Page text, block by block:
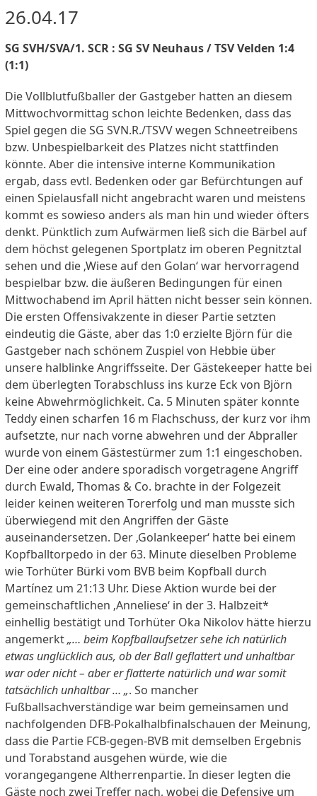
26.04.17
SG SVH/SVA/1. SCR : SG SV Neuhaus / TSV Velden 1:4
(1:1)
Die Vollblutfußballer der Gastgeber hatten an diesem
Mittwochvormittag schon leichte Bedenken, dass das
Spiel gegen die SG SVN.R./TSVV wegen Schneetreibens
bzw. Unbespielbarkeit des Platzes nicht stattfinden
könnte. Aber die intensive interne Kommunikation
ergab, dass evtl. Bedenken oder gar Befürchtungen auf
einen Spielausfall nicht angebracht waren und meistens
kommt es sowieso anders als man hin und wieder öfters
denkt. Pünktlich zum Aufwärmen ließ sich die Bärbel auf
dem höchst gelegenen Sportplatz im oberen Pegnitztal
sehen und die ‚Wiese auf den Golan‘ war hervorragend
bespielbar bzw. die äußeren Bedingungen für einen
Mittwochabend im April hätten nicht besser sein können.
Die ersten Offensivakzente in dieser Partie setzten
eindeutig die Gäste, aber das 1:0 erzielte Björn für die
Gastgeber nach schönem Zuspiel von Hebbie über
unsere halblinke Angriffsseite. Der Gästekeeper hatte bei
dem überlegten Torabschluss ins kurze Eck von Björn
keine Abwehrmöglichkeit. Ca. 5 Minuten später konnte
Teddy einen scharfen 16 m Flachschuss, der kurz vor ihm
aufsetzte, nur nach vorne abwehren und der Abpraller
wurde von einem Gästestürmer zum 1:1 eingeschoben.
Der eine oder andere sporadisch vorgetragene Angriff
durch Ewald, Thomas & Co. brachte in der Folgezeit
leider keinen weiteren Torerfolg und man musste sich
überwiegend mit den Angriffen der Gäste
auseinandersetzen. Der ‚Golankeeper‘ hatte bei einem
Kopfballtorpedo in der 63. Minute dieselben Probleme
wie Torhüter Bürki vom BVB beim Kopfball durch
Martínez um 21:13 Uhr. Diese Aktion wurde bei der
gemeinschaftlichen ‚Anneliese‘ in der 3. Halbzeit*
einhellig bestätigt und Torhüter Oka Nikolov hätte hierzu
angemerkt„… beim Kopfballaufsetzer sehe ich natürlich
etwas unglücklich aus, ob der Ball geflattert und unhaltbar
war oder nicht – aber er flatterte natürlich und war somit
tatsächlich unhaltbar … „. So mancher
Fußballsachverständige war beim gemeinsamen und
nachfolgenden DFB-Pokalhalbfinalschauen der Meinung,
dass die Partie FCB-gegen-BVB mit demselben Ergebnis
und Torabstand ausgehen würde, wie die
vorangegangene Altherrenpartie. In dieser legten die
Gäste noch zwei Treffer nach, wobei die Defensive um